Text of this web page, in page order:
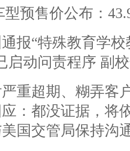
型预售价公布：
报“特殊教育学
启动问责程序 副
重超期、糊弄客
：都没证据，将
国交管局保持沟